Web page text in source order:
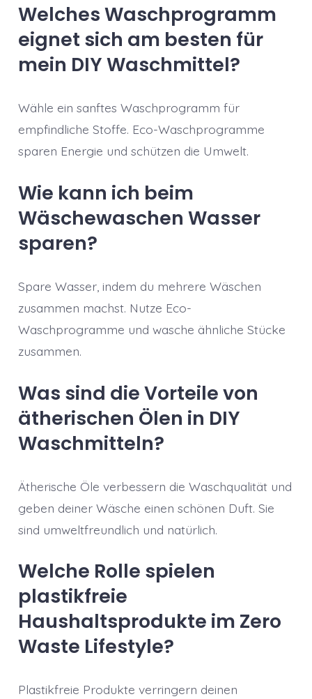
Welches Waschprogramm
eignet sich am besten für
mein DIY Waschmittel?
Wähle ein sanftes Waschprogramm für
empfindliche Stoffe. Eco-Waschprogramme
sparen Energie und schützen die Umwelt.
Wie kann ich beim
Wäschewaschen Wasser
sparen?
Spare Wasser, indem du mehrere Wäschen
zusammen machst. Nutze Eco-
Waschprogramme und wasche ähnliche Stücke
zusammen.
Was sind die Vorteile von
ätherischen Ölen in DIY
Waschmitteln?
Ätherische Öle verbessern die Waschqualität und
geben deiner Wäsche einen schönen Duft. Sie
sind umweltfreundlich und natürlich.
Welche Rolle spielen
plastikfreie
Haushaltsprodukte im Zero
Waste Lifestyle?
Plastikfreie Produkte verringern deinen